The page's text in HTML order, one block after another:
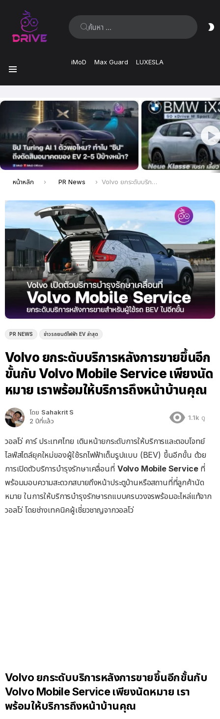
ค้นหา:
iMoD Max Guard LUXESLA
ล่าสุด
คุณอยู่ที่นี่:
หน้าหลัก PR News Volvo ยกระดับบริการหลังการขายขึ้นอีกขั้นกับ Volvo Mobile Service เพียงนัดหมาย เราพร้อมให้บริการถึงหน้าบ้านคุณ
PR NEWS ข่าวรถยนต์ไฟฟ้า EV ล่าสุด
Volvo ยกระดับบริการหลังการขายขึ้นอีก
ขั้นกับ Volvo Mobile Service เพียงนัด
หมาย เราพร้อมให้บริการถึงหน้าบ้านคุณ
โดย Sahakrit S
2 ปีที่แล้ว
1.1k ดู
วอลโว่ คาร์ ประเทศไทย เดินหน้ายกระดับการให้บริการและตอบโจทย์
ไลฟ์สไตล์ยุคใหม่ของผู้ใช้รถไฟฟ้าเต็มรูปแบบ (BEV) ขึ้นอีกขั้น ด้วย
การเปิดตัวบริการบำรุงรักษาเคลื่อนที่ Volvo Mobile Serviceที่
พร้อมมอบความสะดวกสบายถึงหน้าประตูบ้านหรือสถานที่ที่ลูกค้านัด
หมาย ในการให้บริการบำรุงรักษารถแบบครบวงจรพร้อมอะไหล่แท้จาก
วอลโว่​ โดยช่างเทคนิคผู้เชี่ยวชาญจากวอลโว่
Volvo ยกระดับบริการหลังการขายขึ้นอีกขั้นกับ
Volvo Mobile Service เพียงนัดหมาย เรา
พร้อมให้บริการถึงหน้าบ้านคุณ